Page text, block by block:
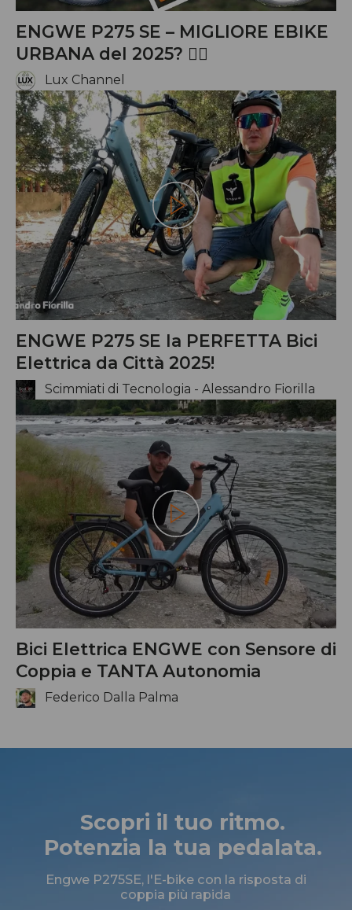
ENGWE P275 SE – MIGLIORE EBIKE
URBANA del 2025? 🚴‍♂️
Lux Channel
Riproduci
ENGWE P275 SE la PERFETTA Bici
Elettrica da Città 2025!
Scimmiati di Tecnologia - Alessandro Fiorilla
Riproduci
Bici Elettrica ENGWE con Sensore di
Coppia e TANTA Autonomia
Federico Dalla Palma
Scopri il tuo ritmo.
Potenzia la tua pedalata.
Engwe P275SE, l'E-bike con la risposta di
coppia più rapida